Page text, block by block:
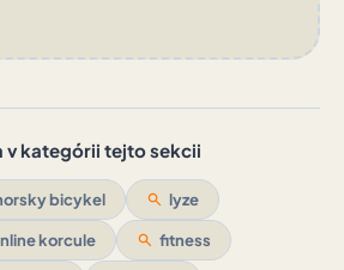
v kategórii tejto sekcii
bicykel search lyze
korcule search fitness